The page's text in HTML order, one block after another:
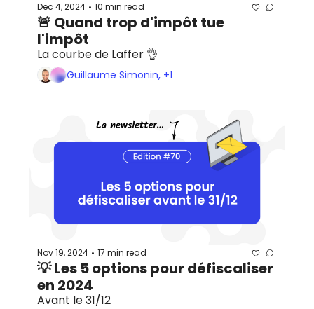
Dec 4, 2024 • 10 min read
🚨 Quand trop d'impôt tue
l'impôt
La courbe de Laffer 👌
Guillaume Simonin, +1
Nov 19, 2024 • 17 min read
💡 Les 5 options pour défiscaliser
en 2024
Avant le 31/12